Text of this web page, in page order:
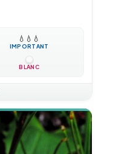
💧 💧 💧
IMPORTANT
BLANC